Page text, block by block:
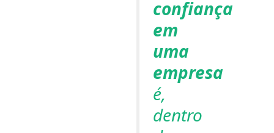
confiança
em
uma
empresa
é,
dentro